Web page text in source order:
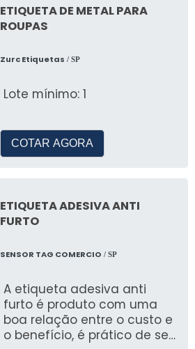
ETIQUETA DE METAL PARA
ROUPAS
Zurc Etiquetas / SP
Lote mínimo: 1
COTAR AGORA
ETIQUETA ADESIVA ANTI
FURTO
SENSOR TAG COMERCIO / SP
A etiqueta adesiva anti
furto é produto com uma
boa relação entre o custo e
o benefício, é prático de ser